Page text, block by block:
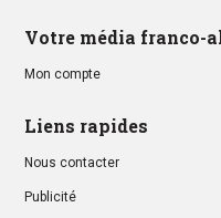
Votre média franco-
Mon compte
Liens rapides
Nous contacter
Publicité